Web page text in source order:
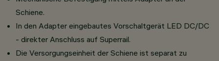
Schiene.
In den Adapter eingebautes Vorschaltgerät LED DC/DC
- direkter Anschluss auf Superrail.
Die Versorgungseinheit der Schiene ist separat zu